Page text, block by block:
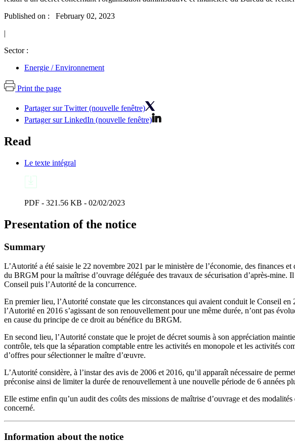
Published on : February 02, 2023
|
Sector :
Energie / Environnement
Print the page
Partager sur Twitter (nouvelle fenêtre)
Partager sur LinkedIn (nouvelle fenêtre)
Read
Le texte intégral
PDF - 321.56 KB - 02/02/2023
Presentation of the notice
Summary
L’Autorité a été saisie le 22 novembre 2021 par le ministère de l’économie, des finances
du BRGM pour la maîtrise d’ouvrage déléguée des travaux de sécurisation d’après-
Conseil puis l’Autorité de la concurrence.
En premier lieu, l’Autorité constate que les circonstances qui avaient conduit le Conseil
l’Autorité en 2016 s’agissant de son renouvellement pour une même durée, n’ont pas
en cause du principe de ce droit au bénéfice du BRGM.
En second lieu, l’Autorité constate que le projet de décret soumis à son appréciation
contrôle, tels que la séparation comptable entre les activités en monopole et les activités
d’offres pour sélectionner le maître d’œuvre.
L’Autorité considère, à l’instar des avis de 2006 et 2016, qu’il apparaît nécessaire de
préconise ainsi de limiter la durée de renouvellement à une nouvelle période de 6 années
Elle estime enfin qu’un audit des coûts des missions de maîtrise d’ouvrage et des
concerné.
Information about the notice